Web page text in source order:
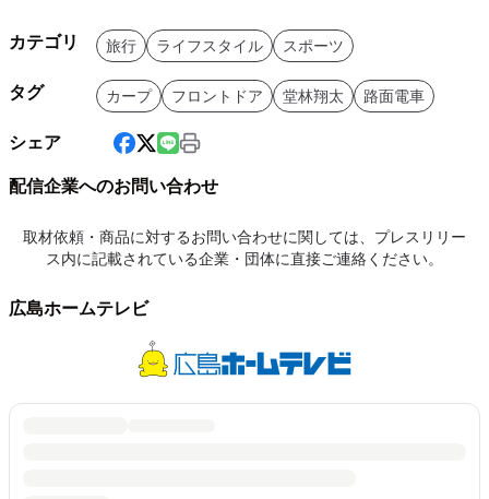
カテゴリ 旅行 ライフスタイル スポーツ
タグ カープ フロントドア 堂林翔太 路面電車
シェア
配信企業へのお問い合わせ
取材依頼・商品に対するお問い合わせに関しては、プレスリリー
ス内に記載されている企業・団体に直接ご連絡ください。
広島ホームテレビ